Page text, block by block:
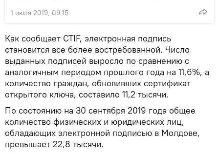
1 июля 2019, 09:15
Как сообщает CTIF, электронная подпись
становится все более востребованной. Число
выданных подписей выросло по сравнению с
аналогичным периодом прошлого года на 11,6%, а
количество граждан, обновивших сертификат
открытого ключа, составило 11,2 тысячи.
По состоянию на 30 сентября 2019 года общее
количество физических и юридических лиц,
обладающих электронной подписью в Молдове,
превышает 22,8 тысячи.